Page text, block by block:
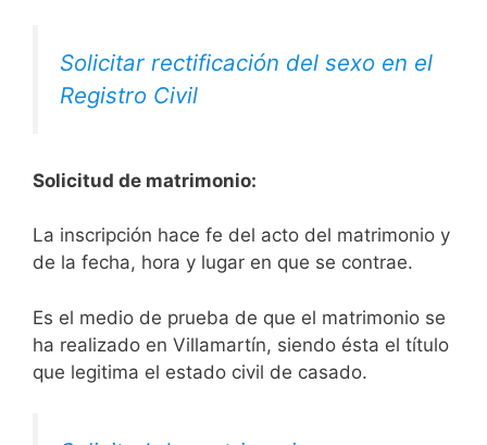
Solicitar rectificación del sexo en el
Registro Civil
Solicitud de matrimonio:
La inscripción hace fe del acto del matrimonio y
de la fecha, hora y lugar en que se contrae.
Es el medio de prueba de que el matrimonio se
ha realizado en Villamartín, siendo ésta el título
que legitima el estado civil de casado.